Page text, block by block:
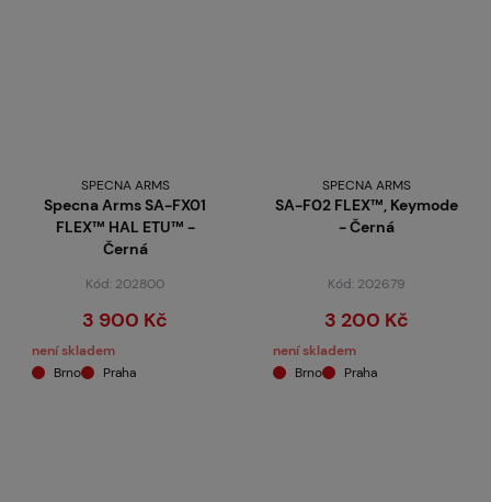
SPECNA ARMS
Specna Arms SA-FX01
FLEX™ HAL ETU™ -
Černá
Kód: 202800
3 900 Kč
není skladem
Brno
Praha
SPECNA ARMS
SA-F02 FLEX™, Keymode
- Černá
Kód: 202679
3 200 Kč
není skladem
Brno
Praha